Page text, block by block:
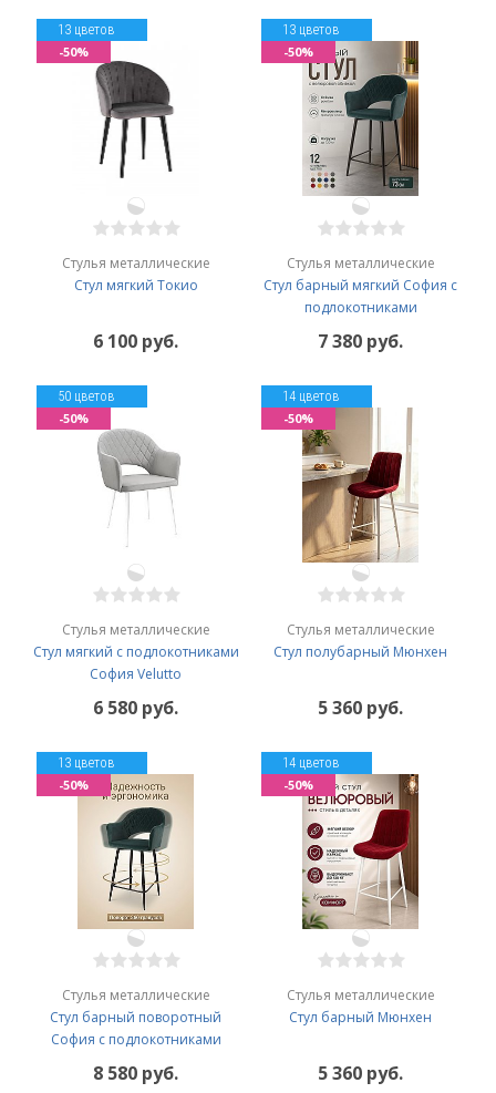
Стулья металлические
Стул мягкий Токио
13 цветов
6 100 руб.
-50%
Стулья металлические
Стул барный мягкий София с
подлокотниками
13 цветов
7 380 руб.
-50%
Стулья металлические
Стул мягкий с подлокотниками
София Velutto
50 цветов
6 580 руб.
-50%
Стулья металлические
Стул полубарный Мюнхен
14 цветов
5 360 руб.
-50%
Стулья металлические
Стул барный поворотный
София с подлокотниками
13 цветов
8 580 руб.
-50%
Стулья металлические
Стул барный Мюнхен
14 цветов
5 360 руб.
-50%